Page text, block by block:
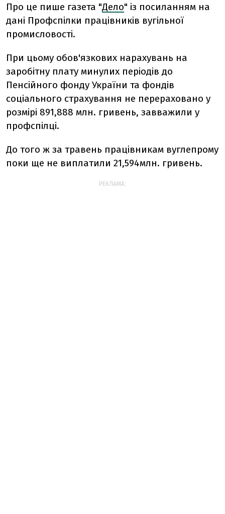
Про це пише газета "Дело" із посиланням на
дані Профспілки працівників вугільної
промисловості.
При цьому обов'язкових нарахувань на
заробітну плату минулих періодів до
Пенсійного фонду України та фондів
соціального страхування не перераховано у
розмірі 891,888 млн. гривень, завважили у
профспілці.
До того ж за травень працівникам вуглепрому
поки ще не виплатили 21,594млн. гривень.
РЕКЛАМА: